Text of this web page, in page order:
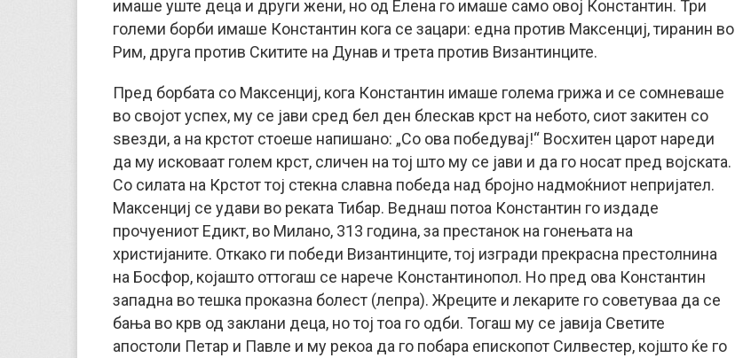
имаше уште деца и други жени, но од Елена го имаше само овој Константин. Три
големи борби имаше Константин кога се зацари: една против Максенциј, тиранин во
Рим, друга против Скитите на Дунав и трета против Византинците.
Пред борбата со Максенциј, кога Константин имаше голема грижа и се сомневаше
во својот успех, му се јави сред бел ден блескав крст на небото, сиот закитен со
ѕвезди, а на крстот стоеше напишано: „Со ова победувај!“ Восхитен царот нареди
да му исковаат голем крст, сличен на тој што му се јави и да го носат пред војската.
Со силата на Крстот тој стекна славна победа над бројно надмоќниот непријател.
Максенциј се удави во реката Тибар. Веднаш потоа Константин го издаде
прочуениот Едикт, во Милано, 313 година, за престанок на гонењата на
христијаните. Откако ги победи Византинците, тој изгради прекрасна престолнина
на Босфор, којашто оттогаш се нарече Константинопол. Но пред ова Константин
западна во тешка проказна болест (лепра). Жреците и лекарите го советуваа да се
бања во крв од заклани деца, но тој тоа го одби. Тогаш му се јавија Светите
апостоли Петар и Павле и му рекоа да го побара епископот Силвестер, којшто ќе го